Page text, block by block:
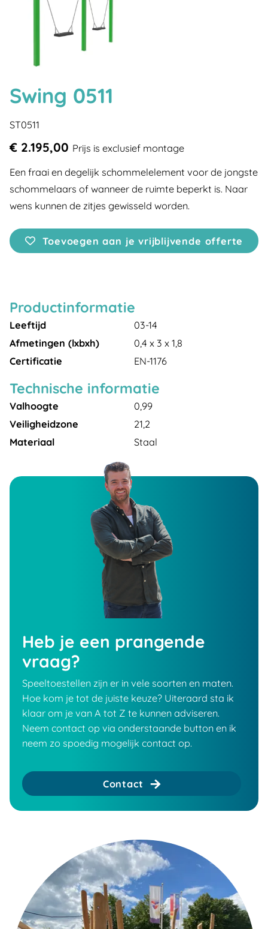
Swing 0511
ST0511
€ 2.195,00 Prijs is exclusief montage
Een fraai en degelijk schommelelement voor de jongste
schommelaars of wanneer de ruimte beperkt is. Naar
wens kunnen de zitjes gewisseld worden.
Toevoegen aan je vrijblijvende offerte
Productinformatie
Leeftijd
03-14
Afmetingen (lxbxh)
0,4 x 3 x 1,8
Certificatie
EN-1176
Technische informatie
Valhoogte
0,99
Veiligheidzone
21,2
Materiaal
Staal
Heb je een prangende
vraag?
Speeltoestellen zijn er in vele soorten en maten.
Hoe kom je tot de juiste keuze? Uiteraard sta ik
klaar om je van A tot Z te kunnen adviseren.
Neem contact op via onderstaande button en ik
neem zo spoedig mogelijk contact op.
Contact